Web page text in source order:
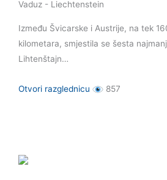
Vaduz - Liechtenstein
Između Švicarske i Austrije, na tek
kilometara, smjestila se šesta
Lihtenštajn…
Otvori razglednicu 857